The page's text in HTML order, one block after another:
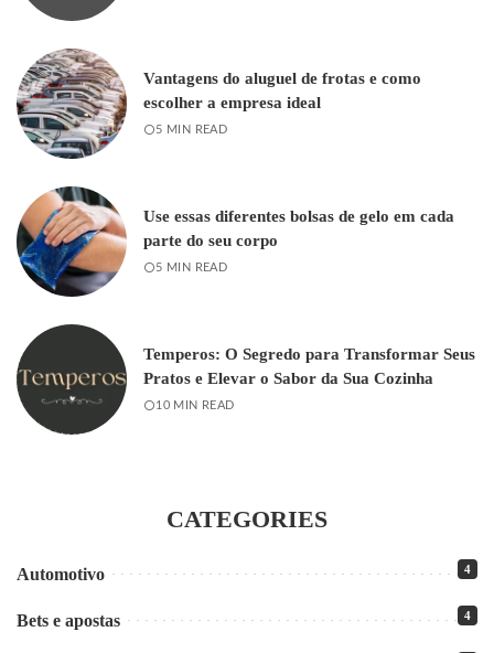
Vantagens do aluguel de frotas e como
escolher a empresa ideal
5 MIN READ
Use essas diferentes bolsas de gelo em cada
parte do seu corpo
5 MIN READ
Temperos: O Segredo para Transformar Seus
Pratos e Elevar o Sabor da Sua Cozinha
10 MIN READ
CATEGORIES
Automotivo 4
Bets e apostas 4